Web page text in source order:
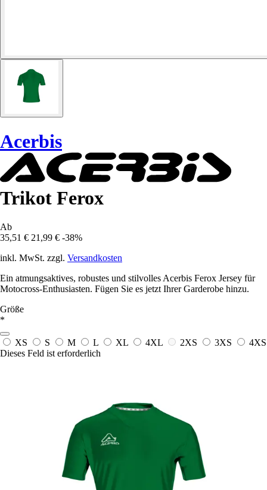
Acerbis
Trikot Ferox
Ab
35,51 € 21,99 € -38%
inkl. MwSt. zzgl. Versandkosten
Ein atmungsaktives, robustes und stilvolles Acerbis Ferox Jersey für
Motocross-Enthusiasten. Fügen Sie es jetzt Ihrer Garderobe hinzu.
Größe
*
XS S M L XL 4XL 2XS 3XS
4XS
Dieses Feld ist erforderlich